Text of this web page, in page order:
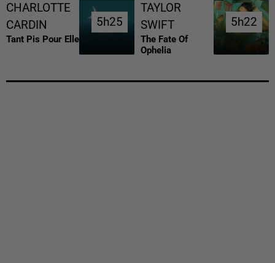
CHARLOTTE
CARDIN
Tant Pis Pour Elle
5h25
5h25
TAYLOR
SWIFT
The Fate Of
Ophelia
5h22
5h22